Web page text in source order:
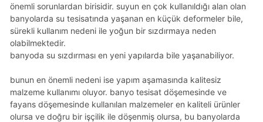
önemli sorunlardan birisidir. suyun en çok kullanıldığı alan olan
banyolarda su tesisatında yaşanan en küçük deformeler bile,
sürekli kullanım nedeni ile yoğun bir sızdırmaya neden
olabilmektedir.
banyoda su sızdırması en yeni yapılarda bile yaşanabiliyor.
bunun en önemli nedeni ise yapım aşamasında kalitesiz
malzeme kullanımı oluyor. banyo tesisat döşemesinde ve
fayans döşemesinde kullanılan malzemeler en kaliteli ürünler
olursa ve doğru bir işçilik ile döşenmiş olursa, bu banyolarda